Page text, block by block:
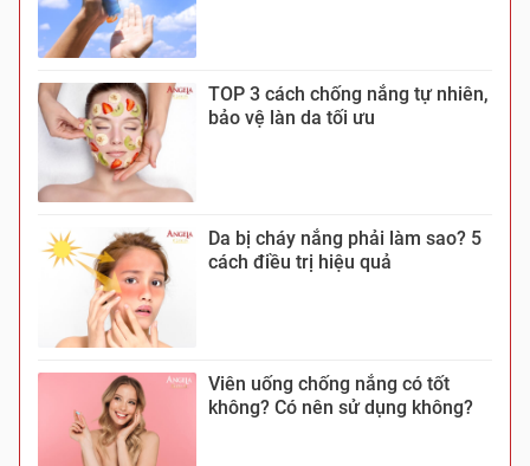
TOP 3 cách chống nắng tự nhiên,
bảo vệ làn da tối ưu
Da bị cháy nắng phải làm sao? 5
cách điều trị hiệu quả
Viên uống chống nắng có tốt
không? Có nên sử dụng không?